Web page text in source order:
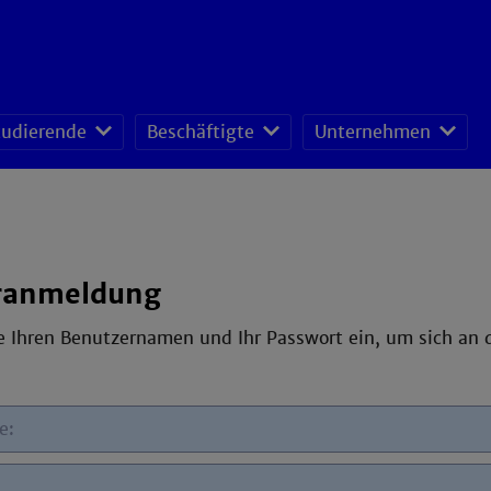
Beschäftigte Unternehmen
Ihren Benutzernamen und Ihr Passwort ein, um sich an